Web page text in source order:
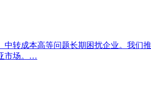
转成本高等问题长期困扰企业。我
市场。…